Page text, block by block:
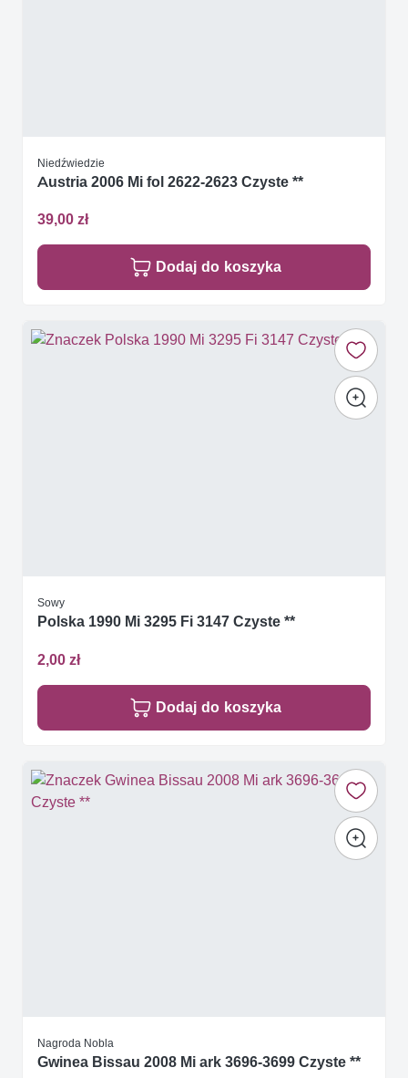
Niedźwiedzie
Austria 2006 Mi fol 2622-2623 Czyste **
39,00 zł
Dodaj do koszyka
Sowy
Polska 1990 Mi 3295 Fi 3147 Czyste **
2,00 zł
Dodaj do koszyka
Nagroda Nobla
Gwinea Bissau 2008 Mi ark 3696-3699 Czyste **